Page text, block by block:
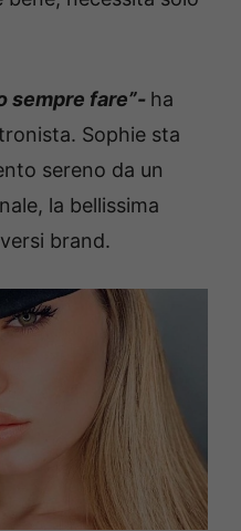
sempre fare”- ha
Sophie sta
sereno da un
la bellissima
brand.